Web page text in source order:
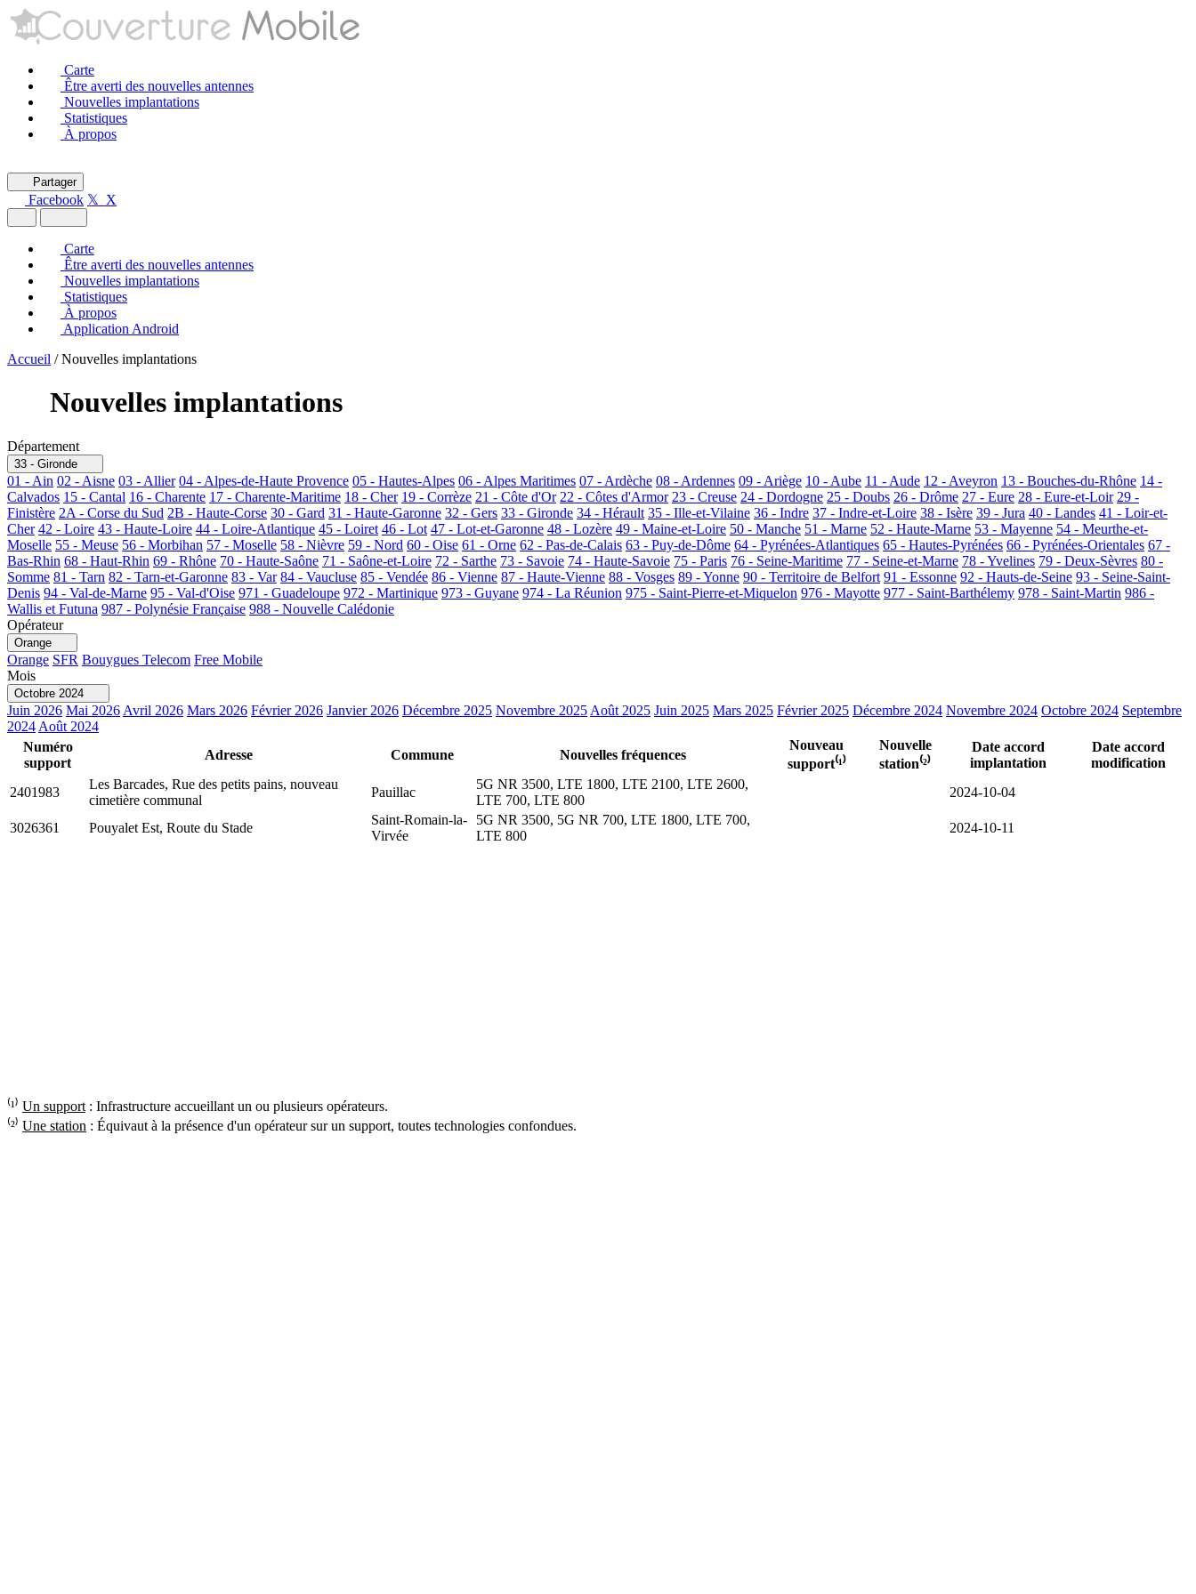
Carte
Être averti des nouvelles antennes
Nouvelles implantations
Statistiques
À propos
Partager
Facebook 𝕏 X
Carte
Être averti des nouvelles antennes
Nouvelles implantations
Statistiques
À propos
Application Android
Accueil / Nouvelles implantations
Nouvelles implantations
Département
33 - Gironde
01 - Ain 02 - Aisne 03 - Allier 04 - Alpes-de-Haute Provence 05 - Hautes-Alpes 06 - Alpes Maritimes 07 - Ardèche 08 - Ardennes 09 - Ariège 10 - Aube 11 - Aude 12 - Aveyron 13 - Bouches-du-Rhône 14 -
Calvados 15 - Cantal 16 - Charente 17 - Charente-Maritime 18 - Cher 19 - Corrèze 21 - Côte d'Or 22 - Côtes d'Armor 23 - Creuse 24 - Dordogne 25 - Doubs 26 - Drôme 27 - Eure 28 - Eure-et-Loir 29 -
Finistère 2A - Corse du Sud 2B - Haute-Corse 30 - Gard 31 - Haute-Garonne 32 - Gers 33 - Gironde 34 - Hérault 35 - Ille-et-Vilaine 36 - Indre 37 - Indre-et-Loire 38 - Isère 39 - Jura 40 - Landes 41 - Loir-et-
Cher 42 - Loire 43 - Haute-Loire 44 - Loire-Atlantique 45 - Loiret 46 - Lot 47 - Lot-et-Garonne 48 - Lozère 49 - Maine-et-Loire 50 - Manche 51 - Marne 52 - Haute-Marne 53 - Mayenne 54 - Meurthe-et-
Moselle 55 - Meuse 56 - Morbihan 57 - Moselle 58 - Nièvre 59 - Nord 60 - Oise 61 - Orne 62 - Pas-de-Calais 63 - Puy-de-Dôme 64 - Pyrénées-Atlantiques 65 - Hautes-Pyrénées 66 - Pyrénées-Orientales 67 -
Bas-Rhin 68 - Haut-Rhin 69 - Rhône 70 - Haute-Saône 71 - Saône-et-Loire 72 - Sarthe 73 - Savoie 74 - Haute-Savoie 75 - Paris 76 - Seine-Maritime 77 - Seine-et-Marne 78 - Yvelines 79 - Deux-Sèvres 80 -
Somme 81 - Tarn 82 - Tarn-et-Garonne 83 - Var 84 - Vaucluse 85 - Vendée 86 - Vienne 87 - Haute-Vienne 88 - Vosges 89 - Yonne 90 - Territoire de Belfort 91 - Essonne 92 - Hauts-de-Seine 93 - Seine-Saint-
Denis 94 - Val-de-Marne 95 - Val-d'Oise 971 - Guadeloupe 972 - Martinique 973 - Guyane 974 - La Réunion 975 - Saint-Pierre-et-Miquelon 976 - Mayotte 977 - Saint-Barthélemy 978 - Saint-Martin 986 -
Wallis et Futuna 987 - Polynésie Française 988 - Nouvelle Calédonie
Opérateur
Orange
Orange SFR Bouygues Telecom Free Mobile
Mois
Octobre 2024
Juin 2026 Mai 2026 Avril 2026 Mars 2026 Février 2026 Janvier 2026 Décembre 2025 Novembre 2025 Août 2025 Juin 2025 Mars 2025 Février 2025 Décembre 2024 Novembre 2024 Octobre 2024 Septembre
2024 Août 2024
Numéro
support
Adresse Commune Nouvelles fréquences
Nouveau
support⁽¹⁾
Nouvelle
station⁽²⁾
Date accord
implantation
Date accord
modification
2401983
Les Barcades, Rue des petits pains, nouveau
cimetière communal
Pauillac
5G NR 3500, LTE 1800, LTE 2100, LTE 2600,
LTE 700, LTE 800
2024-10-04
3026361 Pouyalet Est, Route du Stade
Saint-Romain-la-
Virvée
5G NR 3500, 5G NR 700, LTE 1800, LTE 700,
LTE 800
2024-10-11
⁽¹⁾ Un support : Infrastructure accueillant un ou plusieurs opérateurs.
⁽²⁾ Une station : Équivaut à la présence d'un opérateur sur un support, toutes technologies confondues.